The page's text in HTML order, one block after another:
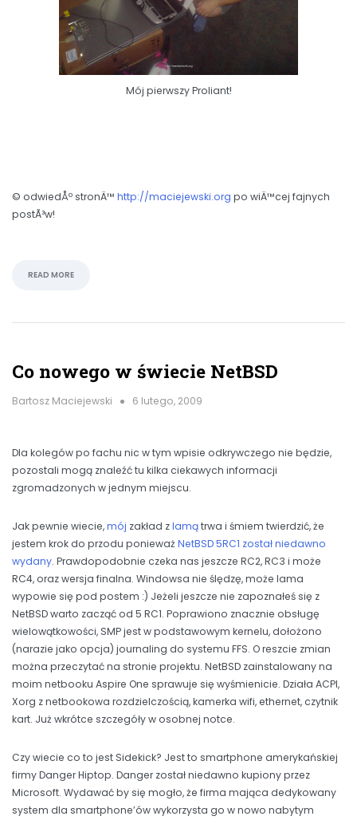
Mój pierwszy Proliant!
© odwiedÅº stronÄ™ http://maciejewski.org po wiÄ™cej fajnych
postÃ³w!
READ MORE
Co nowego w świecie NetBSD
Bartosz Maciejewski 6 lutego, 2009
Dla kolegów po fachu nic w tym wpisie odkrywczego nie będzie,
pozostali mogą znaleźć tu kilka ciekawych informacji
zgromadzonych w jednym miejscu.
Jak pewnie wiecie,mój zakład zlamątrwa i śmiem twierdzić, że
jestem krok do przodu ponieważ NetBSD 5RC1 został niedawno
wydany. Prawdopodobnie czeka nas jeszcze RC2, RC3 i może
RC4, oraz wersja finalna. Windowsa nie ślędzę, może lama
wypowie się pod postem :) Jeżeli jeszcze nie zapoznałeś się z
NetBSD warto zacząć od 5 RC1. Poprawiono znacznie obsługę
wielowątkowości, SMP jest w podstawowym kernelu, dołożono
(narazie jako opcja) journaling do systemu FFS. O reszcie zmian
można przeczytać na stronie projektu. NetBSD zainstalowany na
moim netbooku Aspire One sprawuje się wyśmienicie. Działa ACPI,
Xorg z netbookowa rozdzielczością, kamerka wifi, ethernet, czytnik
kart. Już wkrótce szczegóły w osobnej notce.
Czy wiecie co to jest Sidekick? Jest to smartphone amerykańskiej
firmy Danger Hiptop. Danger został niedawno kupiony przez
Microsoft. Wydawać by się mogło, że firma mająca dedykowany
system dla smartphone’ów wykorzysta go w nowo nabytym